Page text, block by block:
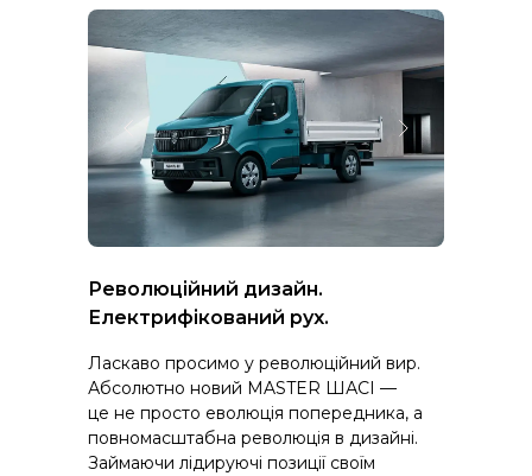
Революційний дизайн.
Електрифікований рух.
Ласкаво просимо у революційний вир.
Абсолютно новий MASTER ШАСІ —
це не просто еволюція попередника, а
повномасштабна революція в дизайні.
Займаючи лідируючі позиції своїм